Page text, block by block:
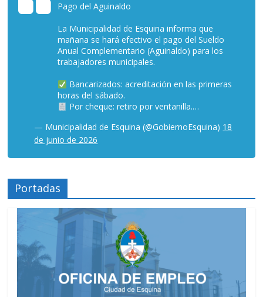
Pago del Aguinaldo
La Municipalidad de Esquina informa que
mañana se hará efectivo el pago del Sueldo
Anual Complementario (Aguinaldo) para los
trabajadores municipales.
Bancarizados: acreditación en las primeras
horas del sábado.
Por cheque: retiro por ventanilla.…
— Municipalidad de Esquina (@GobiernoEsquina) 18
de junio de 2026
Portadas